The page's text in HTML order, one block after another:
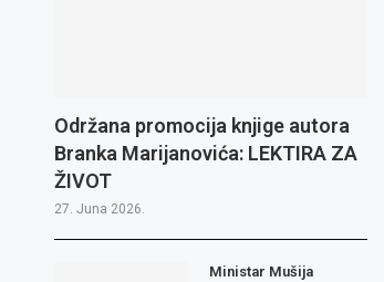
Održana promocija knjige autora
Branka Marijanovića: LEKTIRA ZA
ŽIVOT
27. Juna 2026.
Ministar Mušija